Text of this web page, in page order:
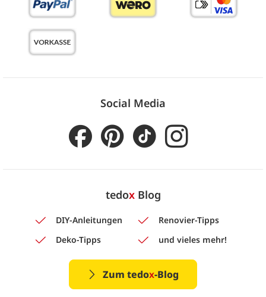
Social Media
tedoxBlog
DIY-Anleitungen
Renovier-Tipps
Deko-Tipps
und vieles mehr!
Zum tedox-Blog